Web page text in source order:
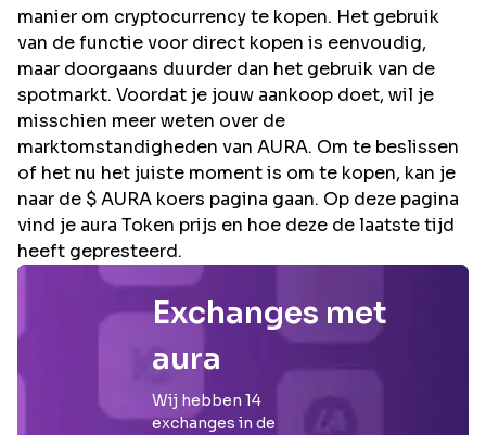
manier om cryptocurrency te kopen. Het gebruik
van de functie voor direct kopen is eenvoudig,
maar doorgaans duurder dan het gebruik van de
spotmarkt. Voordat je jouw aankoop doet, wil je
misschien meer weten over de
marktomstandigheden van AURA. Om te beslissen
of het nu het juiste moment is om te kopen, kan je
naar de $ AURA koers pagina gaan. Op deze pagina
vind je aura Token prijs en hoe deze de laatste tijd
heeft gepresteerd.
Exchanges met
aura
Wij hebben 14
exchanges in de